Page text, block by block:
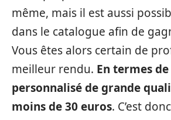
même, mais il est aussi
dans le catalogue afin de
Vous êtes alors certain de
meilleur rendu. En termes
personnalisé de grande
moins de 30 euros. C’est